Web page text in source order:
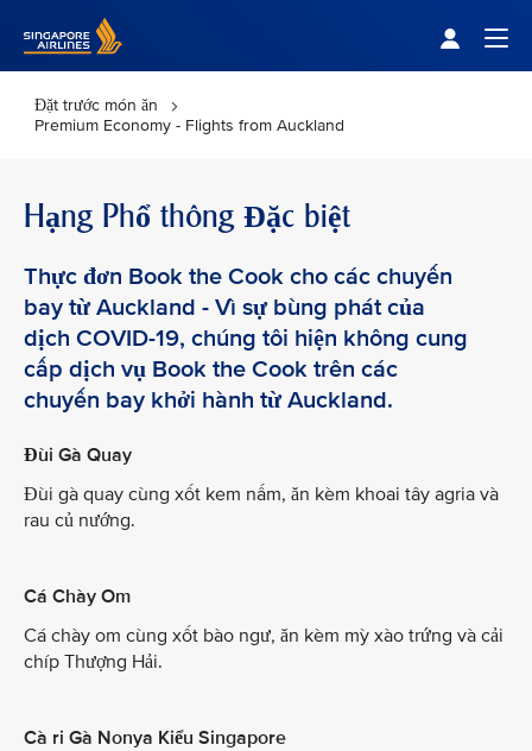
Đặt trước món ăn
Premium Economy - Flights from Auckland
Hạng Phổ thông Đặc biệt
Thực đơn Book the Cook cho các chuyến
bay từ Auckland - Vì sự bùng phát của
dịch COVID-19, chúng tôi hiện không cung
cấp dịch vụ Book the Cook trên các
chuyến bay khởi hành từ Auckland.
Đùi Gà Quay
Đùi gà quay cùng xốt kem nấm, ăn kèm khoai tây agria và
rau củ nướng.
Cá Chày Om
Cá chày om cùng xốt bào ngư, ăn kèm mỳ xào trứng và cải
chíp Thượng Hải.
Cà ri Gà Nonya Kiểu Singapore